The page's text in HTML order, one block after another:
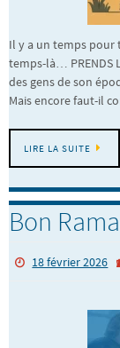
Il y a un temps pour
temps-là… PRENDS
des gens de son
Mais encore faut-il
LIRE LA SUITE
Bon
18 février 2026